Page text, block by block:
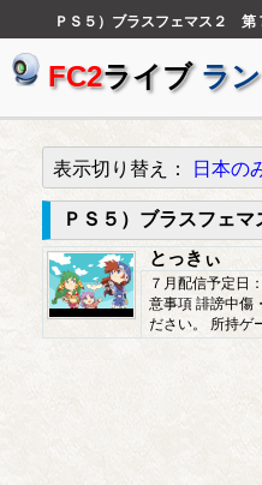
ＰＳ５）ブラスフェマス２
FC2ライブ ラ
表示切り替え： 日本の
ＰＳ５）ブラスフェ
とっきぃ
７月配信予定日
意事項 誹謗中傷
ださい。 所持ゲ